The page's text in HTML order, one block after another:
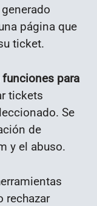
página que
ticket.
para
tickets
Se
de
y el abuso.
rechazar